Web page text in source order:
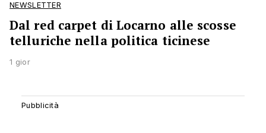
NEWSLETTER
Dal red carpet di Locarno alle scosse
telluriche nella politica ticinese
1 gior